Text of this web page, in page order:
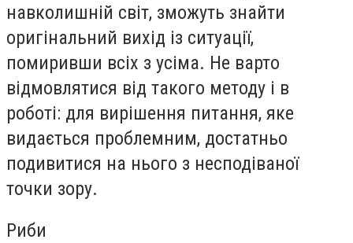
навколишній світ, зможуть знайти
оригінальний вихід із ситуації,
помиривши всіх з усіма. Не варто
відмовлятися від такого методу і в
роботі: для вирішення питання, яке
видається проблемним, достатньо
подивитися на нього з несподіваної
точки зору.
Риби